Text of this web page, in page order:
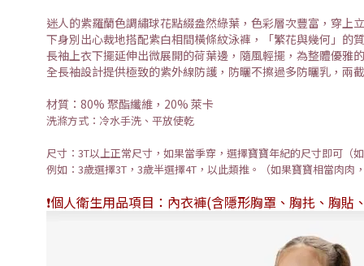
迷人的紫羅蘭色調繡球花點綴盎然綠葉，色彩層次豐富，穿上
下身別出心裁地搭配紫白相間橫條紋泳褲，「繁花與幾何」的
長袖上衣下擺延伸出微展開的荷葉邊，隨風輕擺，為整體優雅
全長袖設計提供極致的紫外線防護，防曬不擦過多防曬乳，兩
材質：80% 聚酯纖維，20% 萊卡
洗滌方式：冷水手洗、平放使乾
尺寸： 3T以上正常尺寸，如果當季穿，選擇寶寶年紀的尺寸即可 （
例如：3歲選擇3T，3歲半選擇4T，以此類推。（如果寶寶相當肉肉
❗️個人衛生用品項目：內衣褲(含隱形胸罩、胸扥、胸